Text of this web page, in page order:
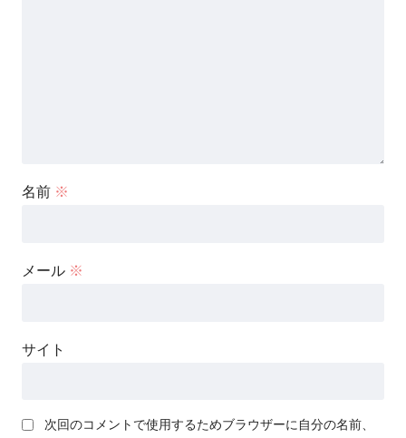
名前 ※
メール ※
サイト
次回のコメントで使用するためブラウザーに自分の名前、